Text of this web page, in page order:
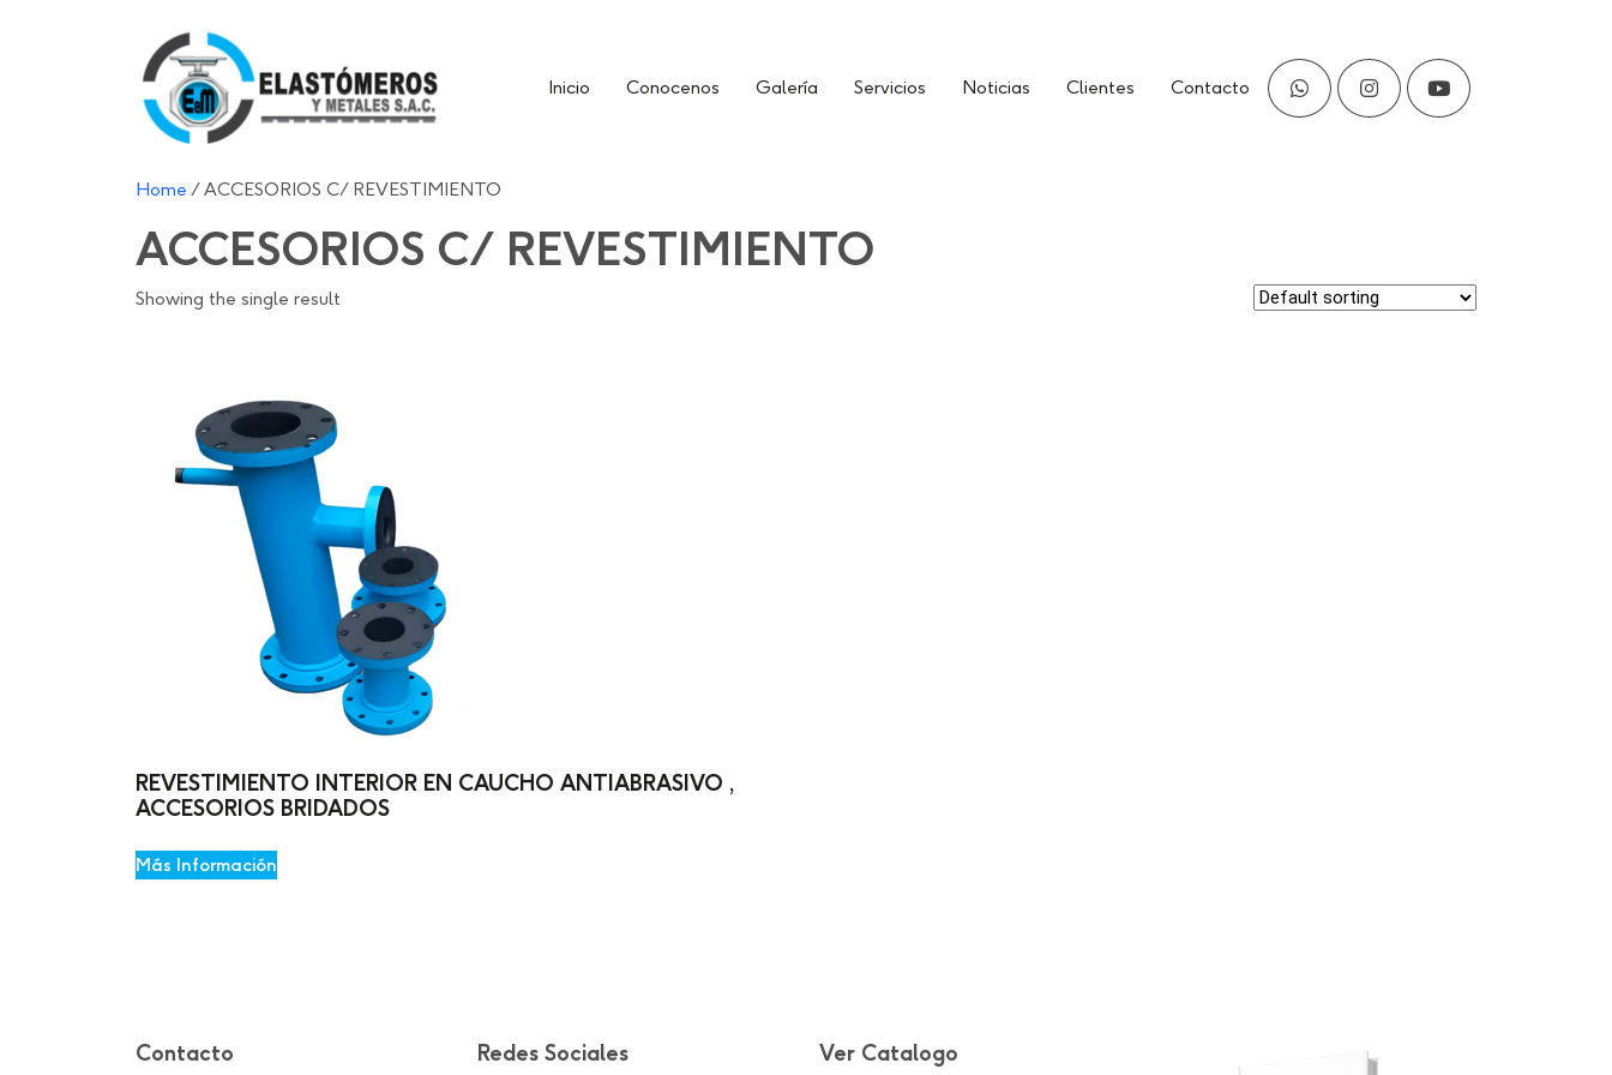
Inicio Conocenos Galería Servicios Noticias Clientes Contacto
whatsappInstagramYoutube
Home / ACCESORIOS C/ REVESTIMIENTO
ACCESORIOS C/ REVESTIMIENTO
Showing the single result
REVESTIMIENTO INTERIOR EN CAUCHO ANTIABRASIVO ,
ACCESORIOS BRIDADOS
Más Información
Contacto Redes Sociales Ver Catalogo